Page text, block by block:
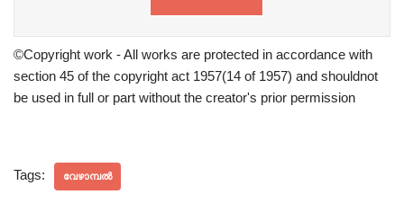
©Copyright work - All works are protected in accordance with
section 45 of the copyright act 1957(14 of 1957) and shouldnot
be used in full or part without the creator's prior permission
Tags: വേഴാമ്പൽ